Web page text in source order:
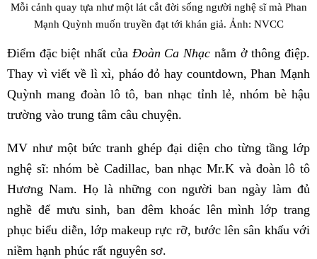
Mỗi cảnh quay tựa như một lát cắt đời sống người nghệ sĩ mà Phan
Mạnh Quỳnh muốn truyền đạt tới khán giả. Ảnh: NVCC
Điểm đặc biệt nhất của Đoàn Ca Nhạc nằm ở thông điệp.
Thay vì viết về lì xì, pháo đỏ hay countdown, Phan Mạnh
Quỳnh mang đoàn lô tô, ban nhạc tỉnh lẻ, nhóm bè hậu
trường vào trung tâm câu chuyện.
MV như một bức tranh ghép đại diện cho từng tầng lớp
nghệ sĩ: nhóm bè Cadillac, ban nhạc Mr.K và đoàn lô tô
Hương Nam. Họ là những con người ban ngày làm đủ
nghề để mưu sinh, ban đêm khoác lên mình lớp trang
phục biểu diễn, lớp makeup rực rỡ, bước lên sân khấu với
niềm hạnh phúc rất nguyên sơ.